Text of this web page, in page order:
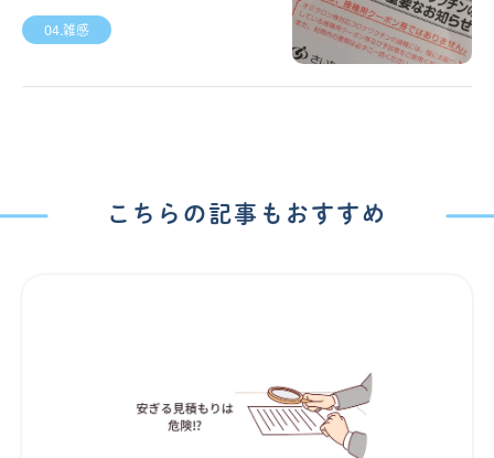
04.雑感
こちらの記事もおすすめ